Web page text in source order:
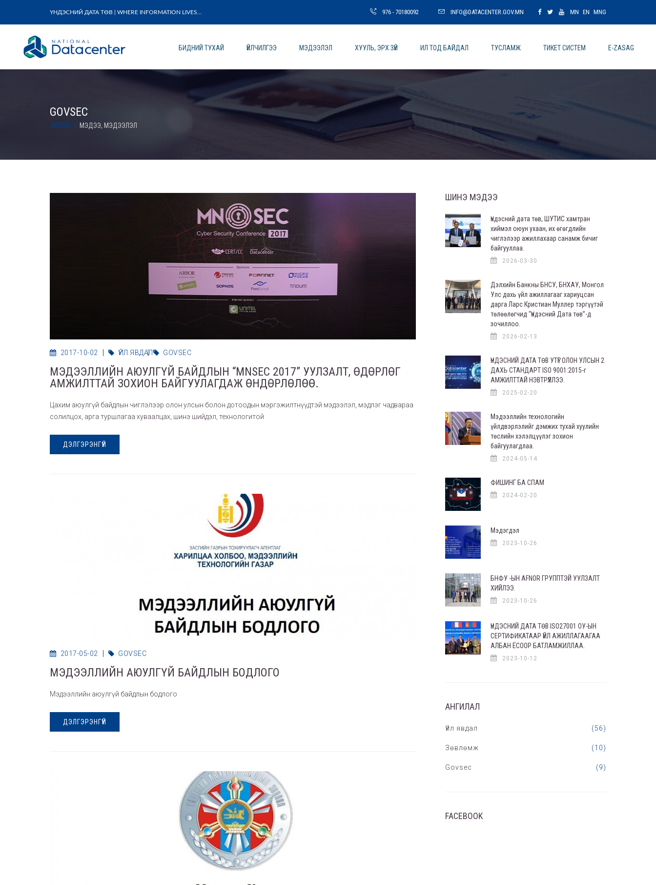
ҮНДЭСНИЙ ДАТА ТӨВ | WHERE INFORMATION LIVES... 976 - 70180092 INFO@DATACENTER.GOV.MN MN EN MNG
БИДНИЙ ТУХАЙ ҮЙЛЧИЛГЭЭ МЭДЭЭЛЭЛ ХУУЛЬ, ЭРХ ЗҮЙ ИЛ ТОД БАЙДАЛ ТУСЛАМЖ ТИКЕТ СИСТЕМ E-ZASAG
GOVSEC
ЭХЛЭЛ МЭДЭЭ, МЭДЭЭЛЭЛ
2017-10-02 ҮЙЛ ЯВДАЛ GOVSEC
МЭДЭЭЛЛИЙН АЮУЛГҮЙ БАЙДЛЫН “MNSEC 2017” УУЛЗАЛТ, ӨДӨРЛӨГ
АМЖИЛТТАЙ ЗОХИОН БАЙГУУЛАГДАЖ ӨНДӨРЛӨЛӨӨ.
Цахим аюулгүй байдлын чиглэлээр олон улсын болон дотоодын мэргэжилтнүүдтэй мэдээлэл, мэдлэг чадвараа
солилцох, арга туршлагаа хуваалцах, шинэ шийдэл, технологитой
ДЭЛГЭРЭНГҮЙ
2017-05-02 GOVSEC
МЭДЭЭЛЛИЙН АЮУЛГҮЙ БАЙДЛЫН БОДЛОГО
Мэдээллийн аюулгүй байдлын бодлого
ДЭЛГЭРЭНГҮЙ
ШИНЭ МЭДЭЭ
Үндэсний дата төв, ШУТИС хамтран
хиймэл оюун ухаан, их өгөгдлийн
чиглэлээр ажиллахаар санамж бичиг
байгууллаа.
2026-03-30
Дэлхийн Банкны БНСУ, БНХАУ, Монгол
Улс дахь үйл ажиллагааг хариуцсан
дарга Ларс Кристиан Муллер тэргүүтэй
төлөөлөгчид “Үндэсний Дата төв”-д
зочиллоо.
2026-02-13
ҮНДЭСНИЙ ДАТА ТӨВ УТҮГ ОЛОН УЛСЫН 2
ДАХЬ СТАНДАРТ ISO 9001:2015-г
АМЖИЛТТАЙ НЭВТРҮҮЛЛЭЭ.
2025-02-20
Мэдээллийн технологийн
үйлдвэрлэлийг дэмжих тухай хуулийн
төслийн хэлэлцүүлэг зохион
байгуулагдлаа.
2024-05-14
ФИШИНГ БА СПАМ
2024-02-20
Мэдэгдэл
2023-10-26
БНФУ -ЫН AFNOR ГРУППТЭЙ УУЛЗАЛТ
ХИЙЛЭЭ.
2023-10-26
ҮНДЭСНИЙ ДАТА ТӨВ ISO27001 ОУ-ЫН
СЕРТИФИКАТААР ҮЙЛ АЖИЛЛАГААГАА
АЛБАН ЁСООР БАТЛАМЖИЛЛАА.
2023-10-12
АНГИЛАЛ
Үйл явдал (56)
Зөвлөмж (10)
Govsec (9)
FACEBOOK